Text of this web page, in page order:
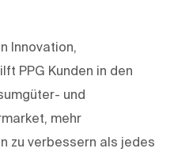
Innovation,
PPG Kunden in den
und
mehr
zu verbessern als jedes